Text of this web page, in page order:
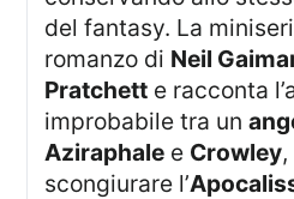
del fantasy. La
romanzo di Neil
Pratchett e racconta
improbabile tra un
Aziraphale e Crowley
scongiurare l’